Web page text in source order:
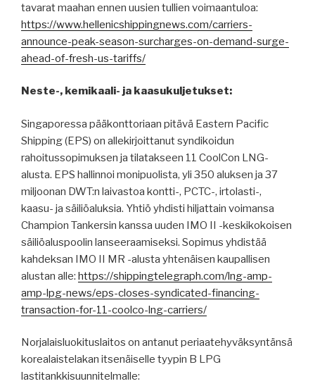
tavarat maahan ennen uusien tullien voimaantuloa:
https://www.hellenicshippingnews.com/carriers-
announce-peak-season-surcharges-on-demand-surge-
ahead-of-fresh-us-tariffs/
Neste-, kemikaali- ja kaasukuljetukset:
Singaporessa pääkonttoriaan pitävä Eastern Pacific
Shipping (EPS) on allekirjoittanut syndikoidun
rahoitussopimuksen ja tilatakseen 11 CoolCon LNG-
alusta. EPS hallinnoi monipuolista, yli 350 aluksen ja 37
miljoonan DWT:n laivastoa kontti-, PCTC-, irtolasti-,
kaasu- ja säiliöaluksia. Yhtiö yhdisti hiljattain voimansa
Champion Tankersin kanssa uuden IMO II -keskikokoisen
säiliöaluspoolin lanseeraamiseksi. Sopimus yhdistää
kahdeksan IMO II MR -alusta yhtenäisen kaupallisen
alustan alle: https://shippingtelegraph.com/lng-amp-
amp-lpg-news/eps-closes-syndicated-financing-
transaction-for-11-coolco-lng-carriers/
Norjalaisluokituslaitos on antanut periaatehyväksyntänsä
korealaistelakan itsenäiselle tyypin B LPG
lastitankkisuunnitelmalle: